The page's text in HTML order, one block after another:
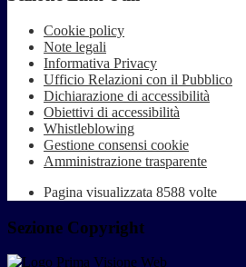
Cookie policy
Note legali
Informativa Privacy
Ufficio Relazioni con il Pubblico
Dichiarazione di accessibilità
Obiettivi di accessibilità
Whistleblowing
Gestione consensi cookie
Amministrazione trasparente
Pagina visualizzata 8588 volte
Sezione Copyright